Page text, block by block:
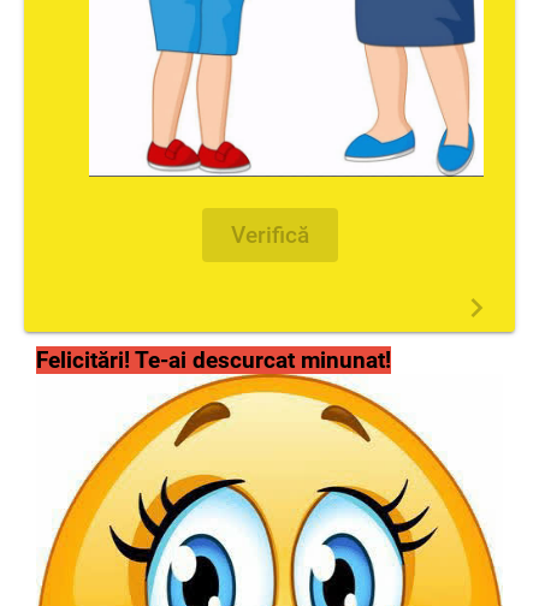
Verifică
Felicitări! Te-ai descurcat minunat!